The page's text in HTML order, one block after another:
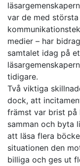
var de med
medier – har
samtalet idag på
tidigare.
Två viktiga
dock, att
främst var brist på
samman och byta
att läsa flera
situationen den
billiga och ges ut